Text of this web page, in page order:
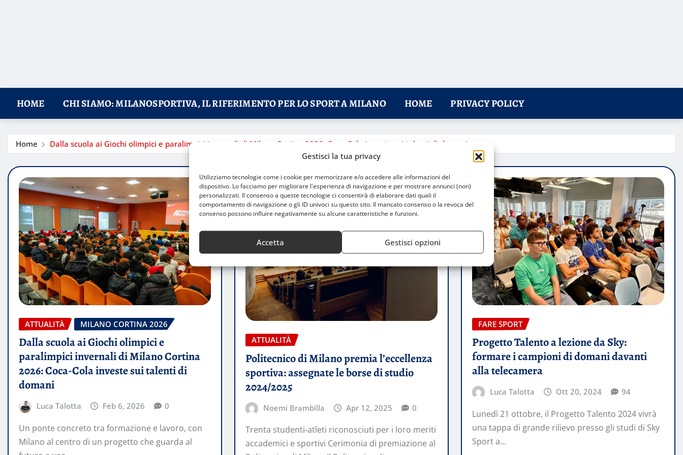
Gestisci la tua privacy
Utilizziamo tecnologie come i cookie per memorizzare e/o accedere alle informazioni del
dispositivo. Lo facciamo per migliorare l'esperienza di navigazione e per mostrare annunci (non)
personalizzati. Il consenso a queste tecnologie ci consentirà di elaborare dati quali il
comportamento di navigazione o gli ID univoci su questo sito. Il mancato consenso o la revoca del
consenso possono influire negativamente su alcune caratteristiche e funzioni.
Accetta Gestisci opzioni
HOME CHI SIAMO: MILANOSPORTIVA, IL RIFERIMENTO PER LO SPORT A MILANO HOME PRIVACY POLICY
Home Dalla scuola ai Giochi olimpici e paralimpici invernali di Milano Cortina 2026: Coca-Cola investe sui talenti di domani
ATTUALITÀ MILANO CORTINA 2026
Dalla scuola ai Giochi olimpici e
paralimpici invernali di Milano Cortina
2026: Coca-Cola investe sui talenti di
domani
Luca Talotta Feb 6, 2026 0
Un ponte concreto tra formazione e lavoro, con
Milano al centro di un progetto che guarda al
ATTUALITÀ
Politecnico di Milano premia l’eccellenza
sportiva: assegnate le borse di studio
2024/2025
Noemi Brambilla Apr 12, 2025 0
Trenta studenti-atleti riconosciuti per i loro meriti
accademici e sportivi Cerimonia di premiazione al
FARE SPORT
Progetto Talento a lezione da Sky:
formare i campioni di domani davanti
alla telecamera
Luca Talotta Ott 20, 2024 94
Lunedì 21 ottobre, il Progetto Talento 2024 vivrà
una tappa di grande rilievo presso gli studi di Sky
Sport a…